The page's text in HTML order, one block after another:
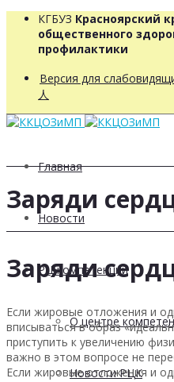
КГБУЗ Красноярский
общественного
профилактики
Версия для
人
Главная
Новости
РЦ компетенций
О центре
Новости РЦК
Заряди
Заряди
Если жировые отложения и
вписываться в образ
приступить к увеличению
важно в этом вопросе не
Если жировые отложения и